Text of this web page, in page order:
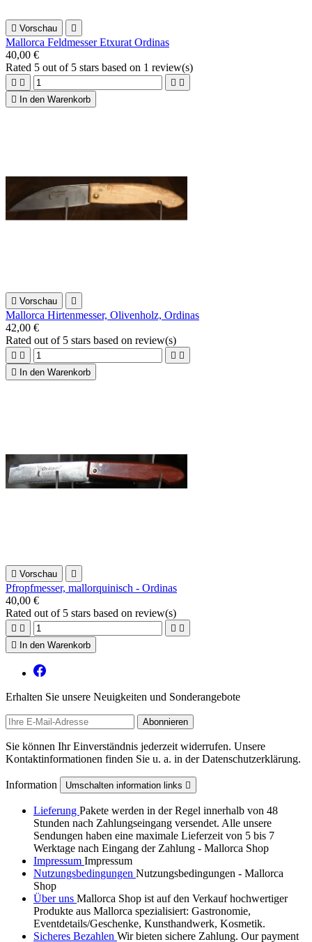
 Vorschau 
Mallorca Feldmesser Etxurat Ordinas
40,00 €
Rated 5 out of 5 stars based on 1 review(s)
   

In den Warenkorb
 Vorschau 
Mallorca Hirtenmesser, Olivenholz, Ordinas
42,00 €
Rated out of 5 stars based on review(s)
   

In den Warenkorb
 Vorschau 
Pfropfmesser, mallorquinisch - Ordinas
40,00 €
Rated out of 5 stars based on review(s)
   

In den Warenkorb
Erhalten Sie unsere Neuigkeiten und Sonderangebote
Sie können Ihr Einverständnis jederzeit widerrufen. Unsere
Kontaktinformationen finden Sie u. a. in der Datenschutzerklärung.
Information Umschalten information links 
Lieferung Pakete werden in der Regel innerhalb von 48
Stunden nach Zahlungseingang versendet. Alle unsere
Sendungen haben eine maximale Lieferzeit von 5 bis 7
Werktage nach Eingang der Zahlung - Mallorca Shop
Impressum Impressum
Nutzungsbedingungen Nutzungsbedingungen - Mallorca
Shop
Über uns Mallorca Shop ist auf den Verkauf hochwertiger
Produkte aus Mallorca spezialisiert: Gastronomie,
Eventdetails/Geschenke, Kunsthandwerk, Kosmetik.
Sicheres Bezahlen Wir bieten sichere Zahlung. Our payment